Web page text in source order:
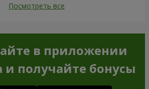
Посмотреть все
в приложении
и получайте бонусы